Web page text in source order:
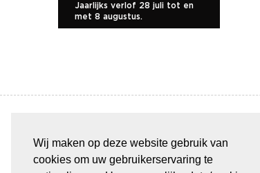
Wij maken op deze website gebruik van
cookies om uw gebruikerservaring te
Jaarlijks verlof 28 juli tot en
met 8 augustus.
BETAAL VEILIG & GEMAKKELIJK